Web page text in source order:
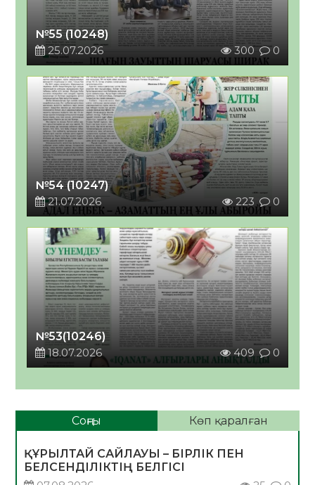
№55 (10248)
25.07.2026
300 0
№54 (10247)
21.07.2026
223 0
№53(10246)
18.07.2026
409 0
Соңғы Көп қаралған
ҚҰРЫЛТАЙ САЙЛАУЫ – БІРЛІК ПЕН
БЕЛСЕНДІЛІКТІҢ БЕЛГІСІ